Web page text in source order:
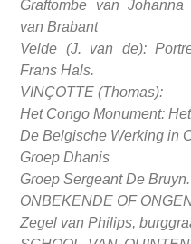
Graftombe van
van Brabant
Velde (J. van de):
Frans Hals.
VINÇOTTE (Thomas):
Het Congo Monument:
De Belgische Werking in
Groep Dhanis
Groep Sergeant De Bruyn.
ONBEKENDE OF
Zegel van Philips,